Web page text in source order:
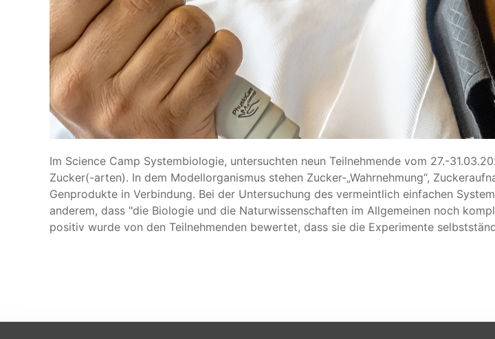
Im Science Camp Systembiologie, untersuchten neun Teilnehmende vom 27.-
Zucker(-arten). In dem Modellorganismus stehen Zucker-„Wahrnehmung“,
Genprodukte in Verbindung. Bei der Untersuchung des vermeintlich einfachen
anderem, dass "die Biologie und die Naturwissenschaften im Allgemeinen noch
positiv wurde von den Teilnehmenden bewertet, dass sie die Experimente